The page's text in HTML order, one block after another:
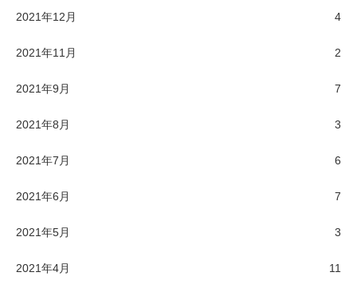
2021年12月 4
2021年11月 2
2021年9月 7
2021年8月 3
2021年7月 6
2021年6月 7
2021年5月 3
2021年4月 11